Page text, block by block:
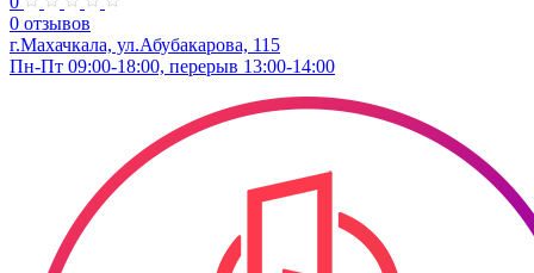
0 отзывов
г.Махачкала, ул.Абубакарова, 115
Пн-Пт 09:00-18:00, перерыв 13:00-14:00